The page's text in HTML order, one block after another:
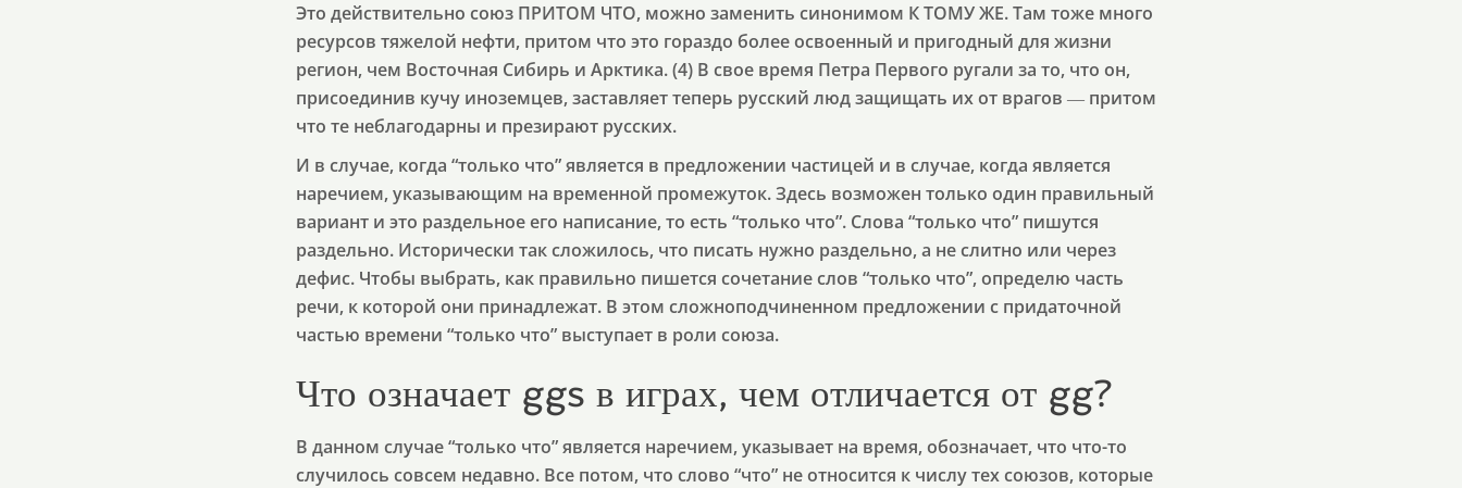
Это действительно союз ПРИТОМ ЧТО, можно заменить синонимом К ТОМУ ЖЕ. Там тоже много
ресурсов тяжелой нефти, притом что это гораздо более освоенный и пригодный для жизни
регион, чем Восточная Сибирь и Арктика. (4) В свое время Петра Первого ругали за то, что он,
присоединив кучу иноземцев, заставляет теперь русский люд защищать их от врагов ― притом
что те неблагодарны и презирают русских.
И в случае, когда “только что” является в предложении частицей и в случае, когда является
наречием, указывающим на временной промежуток. Здесь возможен только один правильный
вариант и это раздельное его написание, то есть “только что”. Слова “только что” пишутся
раздельно. Исторически так сложилось, что писать нужно раздельно, а не слитно или через
дефис. Чтобы выбрать, как правильно пишется сочетание слов “только что”, определю часть
речи, к которой они принадлежат. В этом сложноподчиненном предложении с придаточной
частью времени “только что” выступает в роли союза.
Что означает ggs в играх, чем отличается от gg?
В данном случае “только что” является наречием, указывает на время, обозначает, что что-то
случилось совсем недавно. Все потом, что слово “что” не относится к числу тех союзов, которые